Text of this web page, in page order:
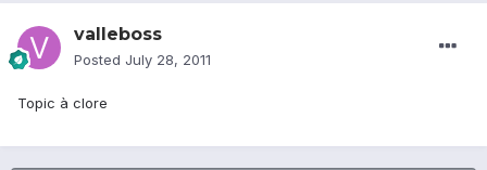
valleboss
Posted July 28, 2011
Topic à clore